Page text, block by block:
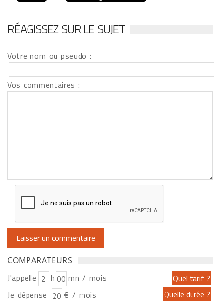
RÉAGISSEZ SUR LE SUJET
Votre nom ou pseudo :
Vos commentaires :
COMPARATEURS
J'appelle h
mn / mois
Je dépense
€ / mois